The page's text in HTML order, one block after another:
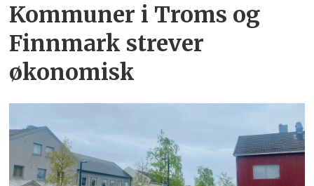
Kommuner i Troms og
Finnmark strever
økonomisk